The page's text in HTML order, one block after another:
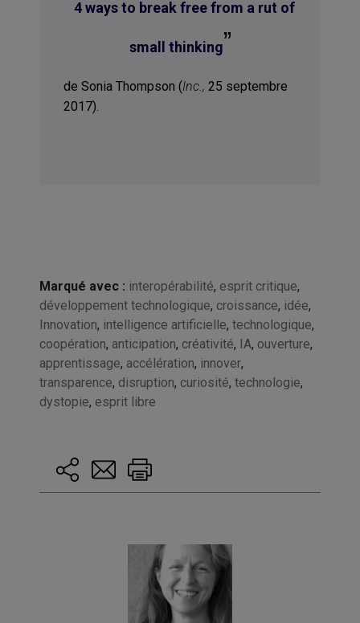
4 ways to break free from a rut of
small thinking”
de Sonia Thompson (Inc., 25 septembre
2017).
Marqué avec : interopérabilité, esprit critique,
développement technologique, croissance, idée,
Innovation, intelligence artificielle, technologique,
coopération, anticipation, créativité, IA, ouverture,
apprentissage, accélération, innover,
transparence, disruption, curiosité, technologie,
dystopie, esprit libre